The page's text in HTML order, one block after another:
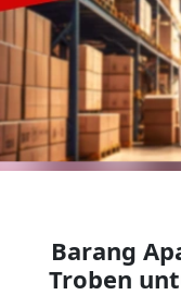
Barang
Troben